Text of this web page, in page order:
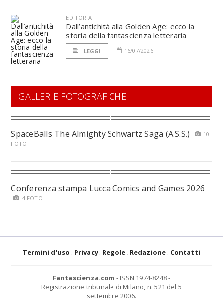
EDITORIA
Dall’antichità alla Golden Age: ecco la
storia della fantascienza letteraria
LEGGI 16/07/2026
GALLERIE FOTOGRAFICHE
SpaceBalls The Almighty Schwartz Saga (A.S.S.)
10
FOTO
Conferenza stampa Lucca Comics and Games 2026
4 FOTO
Termini d'uso Privacy Regole Redazione Contatti
Fantascienza.com - ISSN 1974-8248 -
Registrazione tribunale di Milano, n. 521 del 5
settembre 2006.